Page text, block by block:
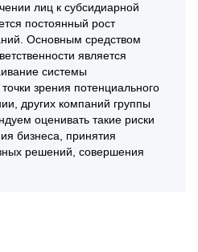
лиц к субсидиарной
постоянный рост
Основным средством
является
системы
зрения потенциального
других компаний группы
оценивать такие риски
бизнеса, принятия
решений, совершения